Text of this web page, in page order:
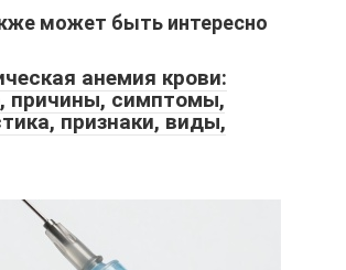
может быть интересно
анемия крови:
причины, симптомы,
признаки, виды,